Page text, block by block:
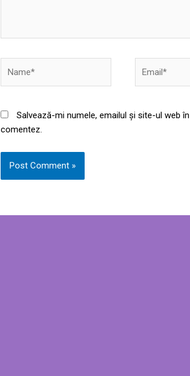
Salvează-mi numele, emailul și site-ul web
comentez.